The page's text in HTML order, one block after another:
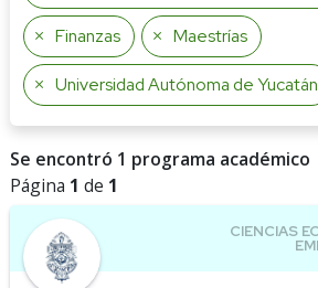
Finanzas Maestrías
Universidad Autónoma de Yucatán
Se encontró 1 programa académico
Página 1 de 1